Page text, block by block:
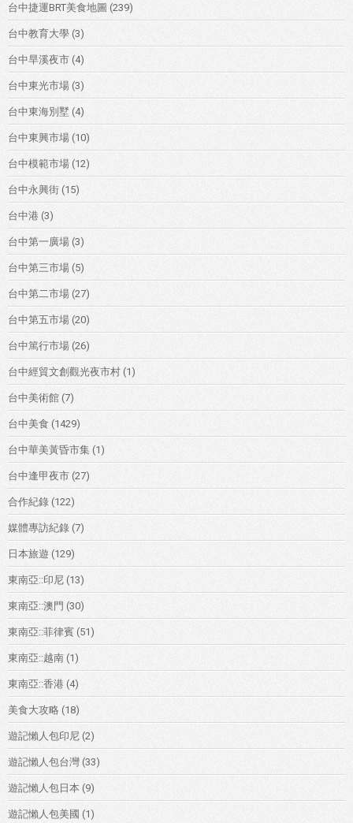
台中捷運BRT美食地圖 (239)
台中教育大學 (3)
台中旱溪夜市 (4)
台中東光市場 (3)
台中東海別墅 (4)
台中東興市場 (10)
台中模範市場 (12)
台中永興街 (15)
台中港 (3)
台中第一廣場 (3)
台中第三市場 (5)
台中第二市場 (27)
台中第五市場 (20)
台中篤行市場 (26)
台中經貿文創觀光夜市村 (1)
台中美術館 (7)
台中美食 (1429)
台中華美黃昏市集 (1)
台中逢甲夜市 (27)
合作紀錄 (122)
媒體專訪紀錄 (7)
日本旅遊 (129)
東南亞::印尼 (13)
東南亞::澳門 (30)
東南亞::菲律賓 (51)
東南亞::越南 (1)
東南亞::香港 (4)
美食大攻略 (18)
遊記懶人包印尼 (2)
遊記懶人包台灣 (33)
遊記懶人包日本 (9)
遊記懶人包美國 (1)